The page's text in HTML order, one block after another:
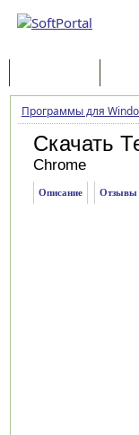
Программы для
Скачать
Chrome
Описание Отзывы